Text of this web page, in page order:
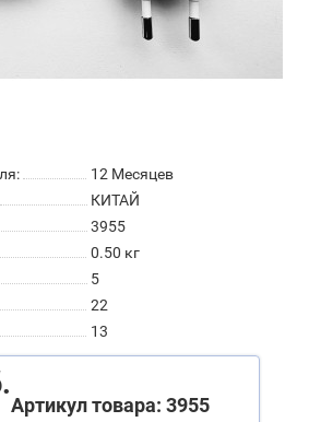
12 Месяцев
КИТАЙ
3955
0.50 кг
5
22
13
Артикул товара: 3955